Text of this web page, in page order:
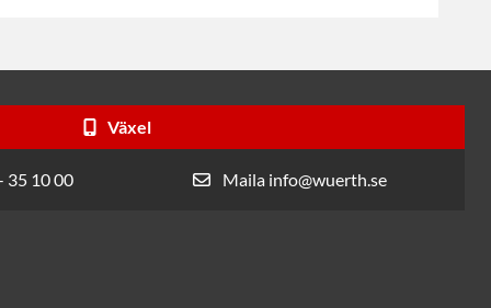
Växel
35 10 00 Maila info@wuerth.se